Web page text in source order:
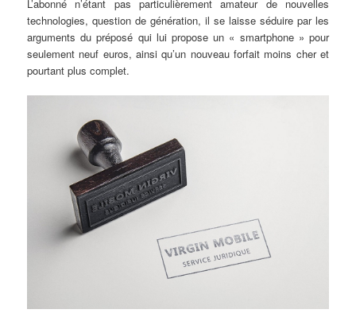
L’abonné n’étant pas particulièrement amateur de nouvelles
technologies, question de génération, il se laisse séduire par les
arguments du préposé qui lui propose un « smartphone » pour
seulement neuf euros, ainsi qu’un nouveau forfait moins cher et
pourtant plus complet.